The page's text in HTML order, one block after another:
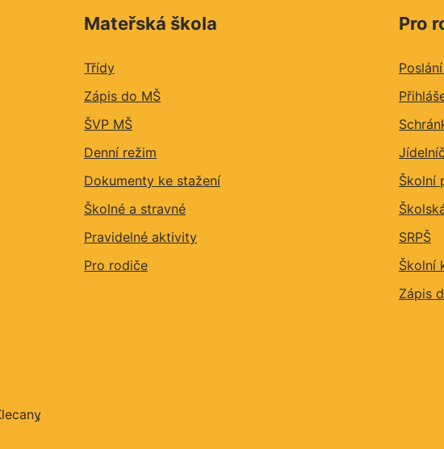
Mateřská škola
Třídy
Zápis do MŠ
ŠVP MŠ
Denní režim
Dokumenty ke stažení
Školné a stravné
Pravidelné aktivity
Pro rodiče
Pro
Školní
SRPŠ
Školní
Zápis